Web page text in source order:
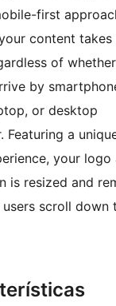
first
content
of
by
or desktop
Featuring a
your logo
is resized and
scroll down